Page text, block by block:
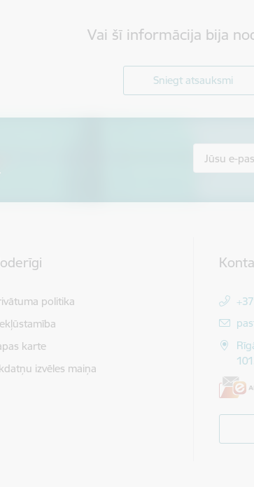
Vai šī informācija bija
Sniegt atsauksmi
politika
karte
izvēles maiņa
E-